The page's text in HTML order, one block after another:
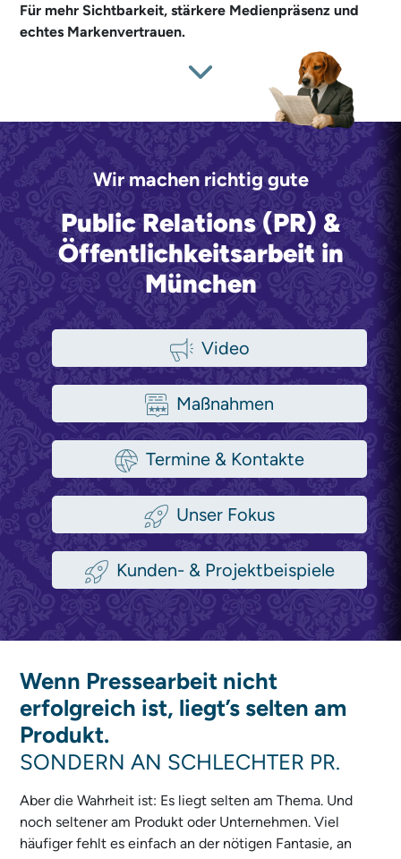
Für mehr Sichtbarkeit, stärkere Medienpräsenz und
echtes Markenvertrauen.
Wir machen richtig gute
Public Relations (PR) &
Öffentlichkeitsarbeit in
München
Video
Maßnahmen
Termine & Kontakte
Unser Fokus
Kunden- & Projektbeispiele
Wenn Pressearbeit nicht
erfolgreich ist, liegt’s selten am
Produkt.
SONDERN AN SCHLECHTER PR.
Aber die Wahrheit ist: Es liegt selten am Thema. Und
noch seltener am Produkt oder Unternehmen. Viel
häufiger fehlt es einfach an der nötigen Fantasie, an